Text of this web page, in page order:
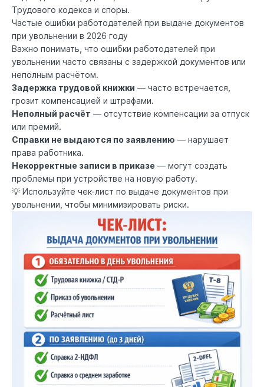
Трудового кодекса и споры.
Частые ошибки работодателей при выдаче документов
при увольнении в 2026 году
Важно понимать, что ошибки работодателей при
увольнении часто связаны с задержкой документов или
неполным расчётом.
Задержка трудовой книжки — часто встречается,
грозит компенсацией и штрафами.
Неполный расчёт — отсутствие компенсации за отпуск
или премий.
Справки не выдаются по заявлению — нарушает
права работника.
Некорректные записи в приказе — могут создать
проблемы при устройстве на новую работу.
💡 Используйте чек-лист по выдаче документов при
увольнении, чтобы минимизировать риски.